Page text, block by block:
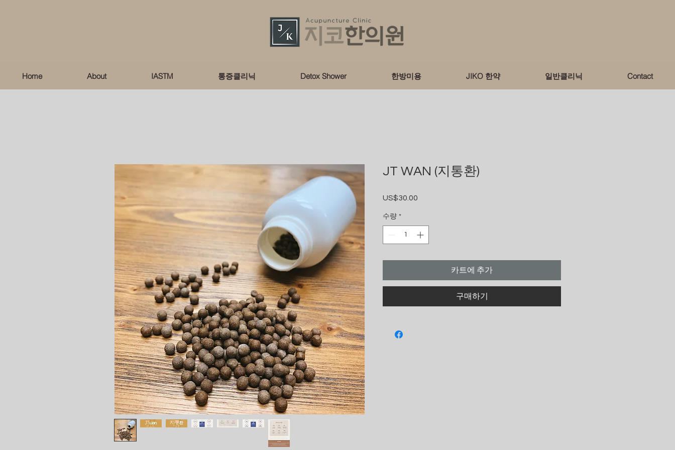
Home About IASTM 통증클리닉 Detox Shower 한방미용 JIKO 한약 일반클리닉 Contact
JT WAN (지통환)
US$30.00
수량 *
카트에 추가
구매하기